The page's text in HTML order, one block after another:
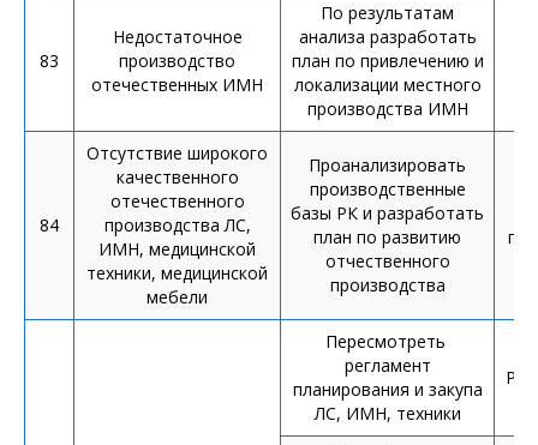
83
Недостаточное
производство
отечественных ИМН
По результатам
анализа разработать
план по привлечению и
локализации местного
производства ИМН
84
Отсутствие широкого
качественного
отечественного
производства ЛС,
ИМН, медицинской
техники, медицинской
мебели
Проанализировать
производственные
базы РК и разработать
план по развитию
отчественного
производства
Пересмотреть
регламент
планирования и закупа
ЛС, ИМН, техники